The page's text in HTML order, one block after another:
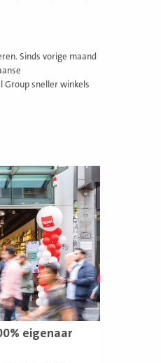
Sinds vorige maand
Group sneller winkels
eigenaar